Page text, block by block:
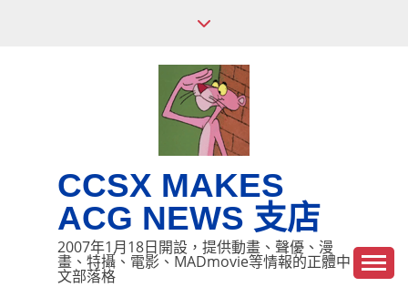
CCSX MAKES
ACG NEWS 支店
2007年1月18日開設，提供動畫、聲優、漫
畫、特攝、電影、MADmovie等情報的正體中
文部落格